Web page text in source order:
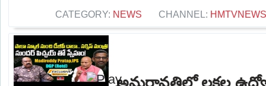
CATEGORY: NEWS CHANNEL: HMTVNEWS